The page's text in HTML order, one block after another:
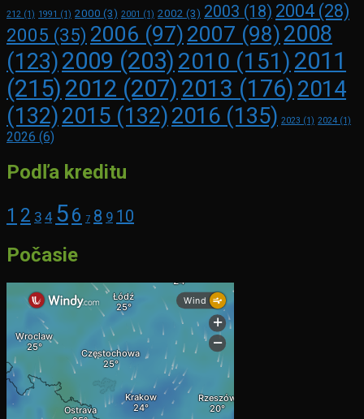
212 (1) 1991 (1) 2000 (3) 2001 (1) 2002 (3) 2003 (18) 2004 (28)
2005 (35) 2006 (97) 2007 (98) 2008
(123)2009 (203) 2010 (151) 2011
(215) 2012 (207) 2013 (176) 2014
(132)2015 (132)2016 (135) 2023 (1) 2024 (1)
2026 (6)
Podľa kreditu
1 2 3 4 56 7 8 9 10
Počasie